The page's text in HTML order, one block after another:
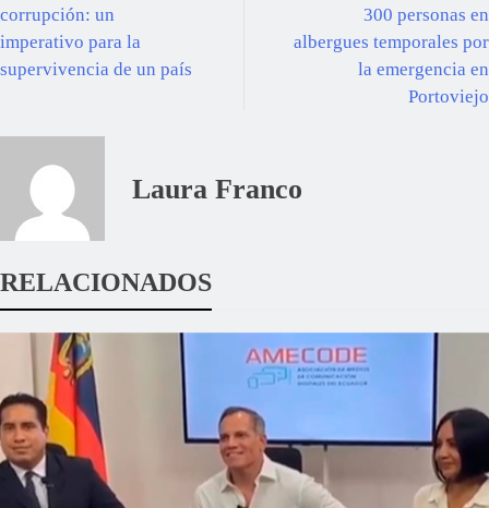
corrupción: un
imperativo para la
supervivencia de un país
300 personas en
albergues temporales por
la emergencia en
Portoviejo
Laura Franco
RELACIONADOS